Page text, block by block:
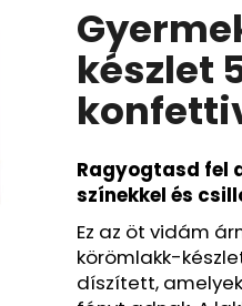
átlagos
értékelése
5-
ből
0,0
csillag.
készlet
C
h
a
t
P
T
ř
e
k
Ragyogtasd fel
színekkel és
Ez az öt vidám
körömlakk-
díszített,